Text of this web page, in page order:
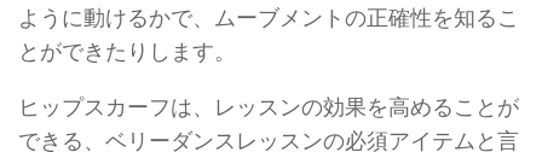
ように動けるかで、ムーブメントの正確性を知るこ
とができたりします。
ヒップスカーフは、レッスンの効果を高めることが
できる、ベリーダンスレッスンの必須アイテムと言